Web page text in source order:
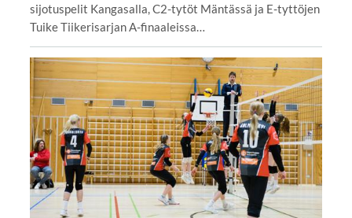
sijotuspelit Kangasalla, C2-tytöt Mäntässä ja E-tyttöjen
Tuike Tiikerisarjan A-finaaleissa…